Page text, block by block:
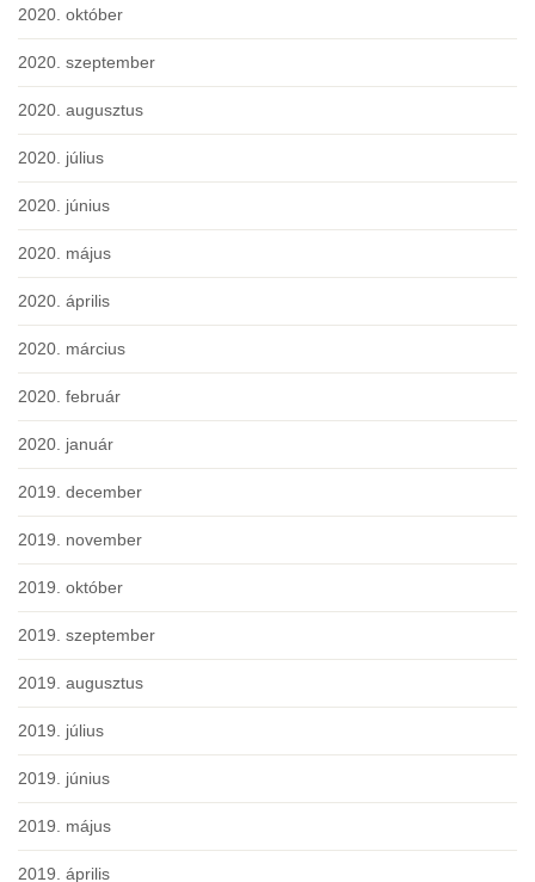
2020. október
2020. szeptember
2020. augusztus
2020. július
2020. június
2020. május
2020. április
2020. március
2020. február
2020. január
2019. december
2019. november
2019. október
2019. szeptember
2019. augusztus
2019. július
2019. június
2019. május
2019. április